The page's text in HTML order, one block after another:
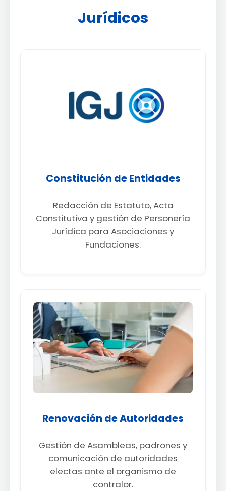
Jurídicos
Constitución de Entidades
Redacción de Estatuto, Acta
Constitutiva y gestión de Personería
Jurídica para Asociaciones y
Fundaciones.
Renovación de Autoridades
Gestión de Asambleas, padrones y
comunicación de autoridades
electas ante el organismo de
contralor.